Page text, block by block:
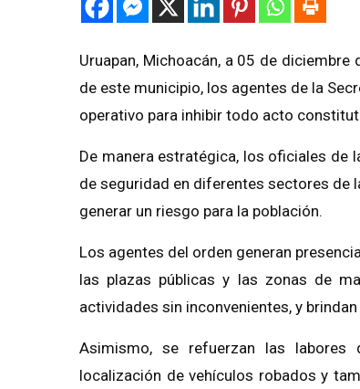
Uruapan, Michoacán, a 05 de
de este municipio, los agentes de la
operativo para inhibir todo acto
De manera estratégica, los oficiales de
de seguridad en diferentes sectores de
generar un riesgo para la población.
Los agentes del orden generan
las plazas públicas y las zonas de
actividades sin inconvenientes, y
Asimismo, se refuerzan las
localización de vehículos robados y